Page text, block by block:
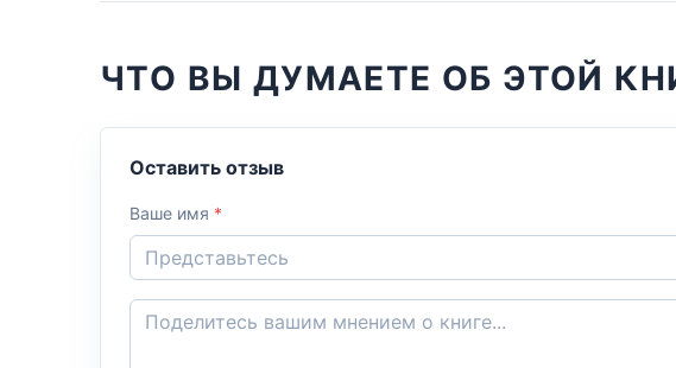
ЧТО ВЫ ДУМАЕТЕ ОБ ЭТОЙ
Оставить отзыв
Ваше имя *